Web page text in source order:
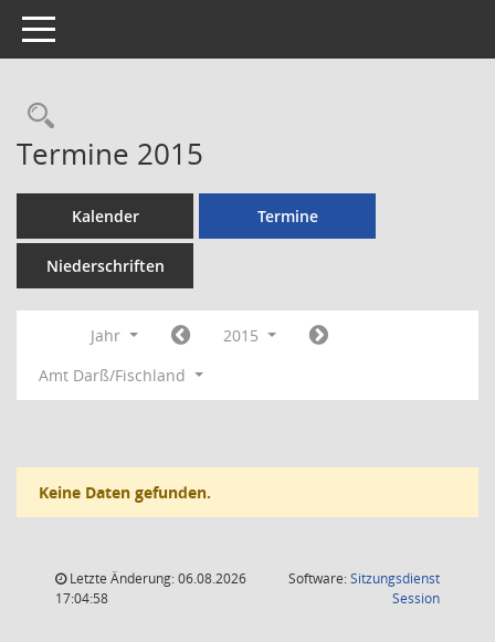
Toggle navigation
Rechercheauswahl
Termine 2015
Kalender Termine
Niederschriften
Jahr
2015
Amt Darß/Fischland
Keine Daten gefunden.
Letzte Änderung: 06.08.2026
17:04:58
Software:Sitzungsdienst
Session(Wird in